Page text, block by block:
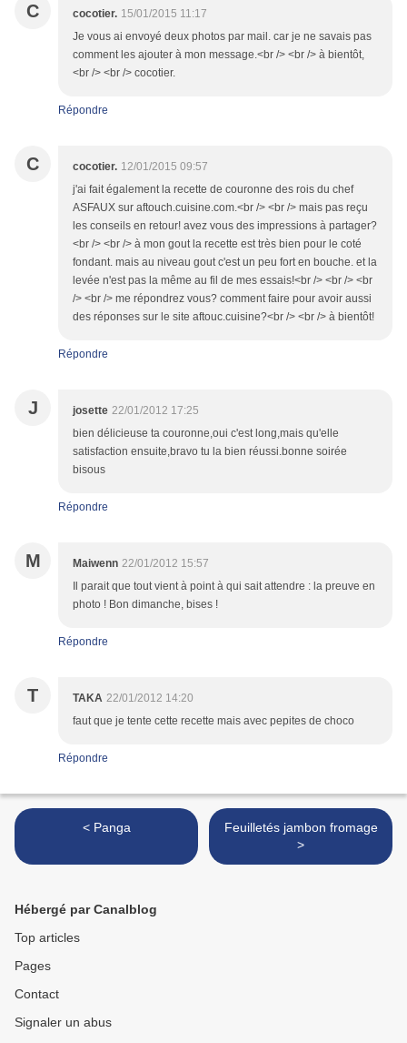
C cocotier. 15/01/2015 11:17
Je vous ai envoyé deux photos par mail. car je ne savais pas
comment les ajouter à mon message.<br /> <br /> à bientôt,
<br /> <br /> cocotier.
Répondre
C cocotier. 12/01/2015 09:57
j'ai fait également la recette de couronne des rois du chef
ASFAUX sur aftouch.cuisine.com.<br /> <br /> mais pas reçu
les conseils en retour! avez vous des impressions à partager?
<br /> <br /> à mon gout la recette est très bien pour le coté
fondant. mais au niveau gout c'est un peu fort en bouche. et la
levée n'est pas la même au fil de mes essais!<br /> <br /> <br
/> <br /> me répondrez vous? comment faire pour avoir aussi
des réponses sur le site aftouc.cuisine?<br /> <br /> à bientôt!
Répondre
J josette 22/01/2012 17:25
bien délicieuse ta couronne,oui c'est long,mais qu'elle
satisfaction ensuite,bravo tu la bien réussi.bonne soirée
bisous
Répondre
M Maiwenn 22/01/2012 15:57
Il parait que tout vient à point à qui sait attendre : la preuve en
photo ! Bon dimanche, bises !
Répondre
T TAKA 22/01/2012 14:20
faut que je tente cette recette mais avec pepites de choco
Répondre
< Panga
Feuilletés jambon fromage
>
Hébergé par Canalblog
Top articles
Pages
Contact
Signaler un abus